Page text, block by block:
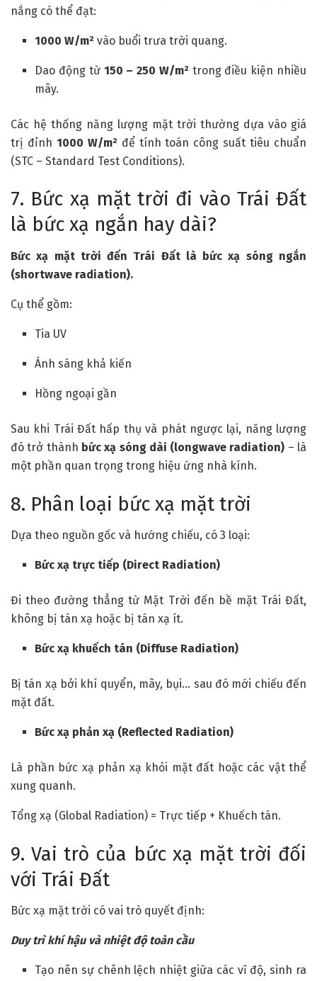
nắng có thể đạt:
1000 W/m² vào buổi trưa trời quang.
Dao động từ 150 – 250 W/m² trong điều kiện nhiều
mây.
Các hệ thống năng lượng mặt trời thường dựa vào giá
trị đỉnh 1000 W/m² để tính toán công suất tiêu chuẩn
(STC – Standard Test Conditions).
7. Bức xạ mặt trời đi vào Trái Đất
là bức xạ ngắn hay dài?
Bức xạ mặt trời đến Trái Đất là bức xạ sóng ngắn
(shortwave radiation).
Сụ thể gồm:
Tia UV
Ánh sáng khả kiến
Hồng ngoại gần
Sau khi Trái Đất hấp thụ và phát ngược lại, năng lượng
đó trở thành bức xạ sóng dài (longwave radiation) – là
một phần quan trọng trong hiệu ứng nhà kính.
8. Phân loại bức xạ mặt trời
Dựa theo nguồn gốc và hướng chiếu, có 3 loại:
Bức xạ trực tiếp (Direct Radiation)
Đi theo đường thẳng từ Mặt Trời đến bề mặt Trái Đất,
không bị tán xạ hoặc bị tán xạ ít.
Bức xạ khuếch tán (Diffuse Radiation)
Bị tán xạ bởi khí quyển, mây, bụi… sau đó mới chiếu đến
mặt đất.
Bức xạ phản xạ (Reflected Radiation)
Là phần bức xạ phản xạ khỏi mặt đất hoặc các vật thể
xung quanh.
Tổng xạ (Global Radiation) = Trực tiếp + Khuếch tán.
9. Vai trò của bức xạ mặt trời đối
với Trái Đất
Bức xạ mặt trời có vai trò quyết định:
Duy trì khí hậu và nhiệt độ toàn cầu
Tạo nên sự chênh lệch nhiệt giữa các vĩ độ, sinh ra